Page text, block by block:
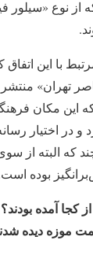
از نوع «سیلور
با این
تهران»
این مکان
در اختیار
که البته از
بوده
کجا آمده
موزه دیده